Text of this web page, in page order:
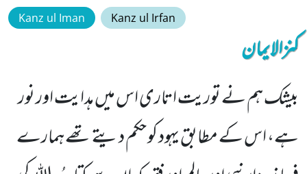
Kanz ul Iman Kanz ul Irfan
کنزالایمان
بیشک ہم نے توریت اتاری اس میں ہدایت اور نور
ہے، اس کے مطابق یہود کو حکم دیتے تھے ہمارے